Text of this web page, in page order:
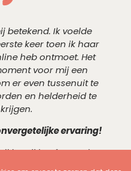
betekend. Ik voelde
keer toen ik haar
heb ontmoet. Het
voor mij een
er even tussenuit te
en helderheid te
ervaring!
in mij heeft gestoken